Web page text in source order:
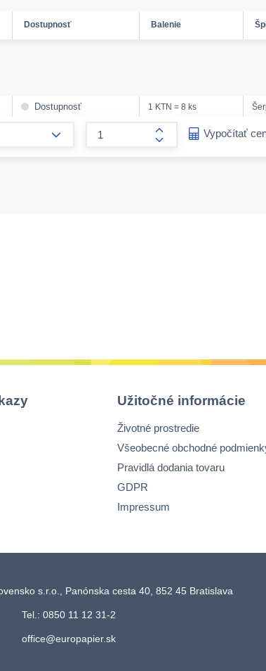
Dostupnosť Balenie
Dostupnosť 1 KTN = 8 ks
form.increase-amount
Vypočítať
Užitočné informácie
Životné prostredie
Všeobecné obchodné
Pravidlá dodania tovaru
GDPR
Impressum
s.r.o., Panónska cesta 40, 852 45 Bratislava
Tel.: 0850 11 12 31-2
office@europapier.sk